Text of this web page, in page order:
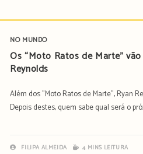
NO MUNDO
Os “Moto Ratos de Marte”
Reynolds
Além dos "Moto Ratos de Marte", Ryan
Depois destes, quem sabe qual será o
FILIPA ALMEIDA
4 MINS LEITURA